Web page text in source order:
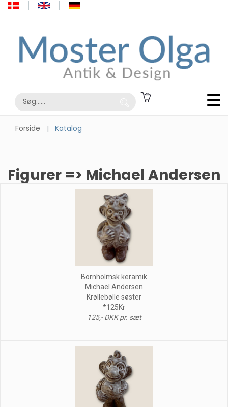
Forside Katalog
Figurer => Michael Andersen
Bornholmsk keramik
Michael Andersen
Krøllebølle søster
*125Kr
125,- DKK pr. sæt